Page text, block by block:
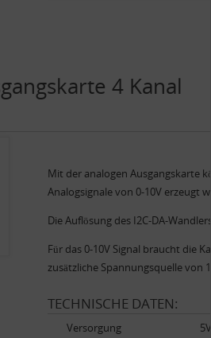
4 Kanal
Mit der analogen Ausgangskarte
Analogsignale von 0-10V erzeugt
Die Auflösung des I2C-DA-
Für das 0-10V Signal braucht die
zusätzliche Spannungsquelle von
TECHNISCHE DATEN:
Versorgung